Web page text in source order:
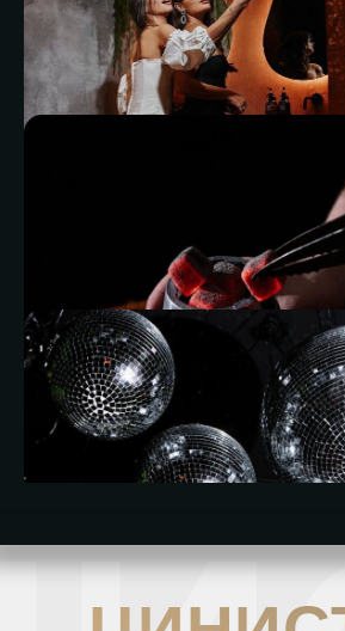
СПЕЦПРЕДЛОЖЕНИЕ
ПЯТНИЦА И СУББОТА
Каждую пятницу и субботу — живой вокал от
артистов и зажигательные DJ-сеты, а с 23:00
бесплатное караоке с любимыми песнями
нашими вокалистами
БИЗНЕС ПЕРЕКУР
БУДНИЕ ДНИ
наслаждаясь дымным кальяном